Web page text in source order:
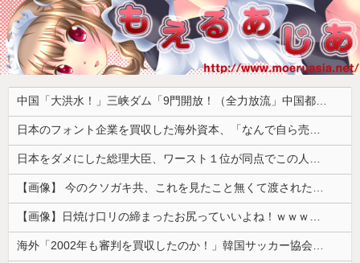
中国「大洪水！」三峡ダム「9門開放！（全力放流」中国都市「三峡沿線の道路水没」中国政府「高速道路封鎖！」中国ダム「緊急放流に合わせて開門（土砂崩れ発生」→
日本のフォント企業を買収した海外資本、「なんで自ら売上ゼロにするようなことするの」とドン引きするような方針転換を……
日本をダメにした総理大臣、ワースト１位が同点でこの人ｗｗｗｗｗｗ
【画像】 今のクソガキ共、これを見たこと無くて渡されたらパニクるらしいｗｗｗｗｗｗｗｗｗｗｗｗｗ
【画像】日焼け口リの締まったお尻っていいよね！ｗｗｗｗｗ
海外「2002年も審判を買収したのか！」韓国サッカー協会による国際試合の審判買収が発覚し大騒ぎ！【海外の反応】